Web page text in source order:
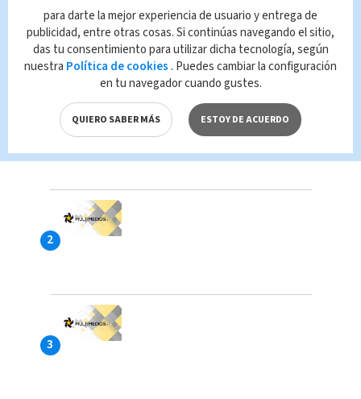
LAS MÁS VISTAS
para darte la mejor experiencia de usuario y entrega de
publicidad, entre otras cosas. Si continúas navegando el sitio,
das tu consentimiento para utilizar dicha tecnología, según
nuestra Política de cookies . Puedes cambiar la configuración
en tu navegador cuando gustes.
QUIERO SABER MÁS ESTOY DE ACUERDO